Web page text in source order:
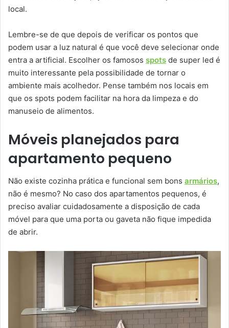
local.
Lembre-se de que depois de verificar os pontos que
podem usar a luz natural é que você deve selecionar onde
entra a artificial. Escolher os famosos spots de super led é
muito interessante pela possibilidade de tornar o
ambiente mais acolhedor. Pense também nos locais em
que os spots podem facilitar na hora da limpeza e do
manuseio de alimentos.
Móveis planejados para
apartamento pequeno
Não existe cozinha prática e funcional sem bons armários,
não é mesmo? No caso dos apartamentos pequenos, é
preciso avaliar cuidadosamente a disposição de cada
móvel para que uma porta ou gaveta não fique impedida
de abrir.